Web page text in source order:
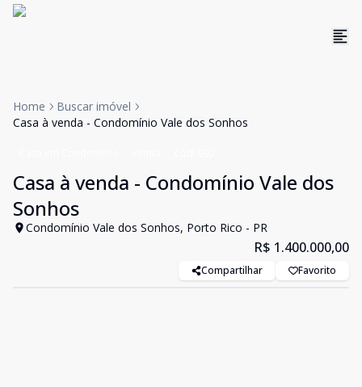
Home
Buscar imóvel
Casa à venda - Condomínio Vale dos Sonhos
Casa à venda - Condomínio Vale dos
Sonhos
Condomínio Vale dos Sonhos, Porto Rico - PR
R$ 1.400.000,00
Compartilhar Favorito